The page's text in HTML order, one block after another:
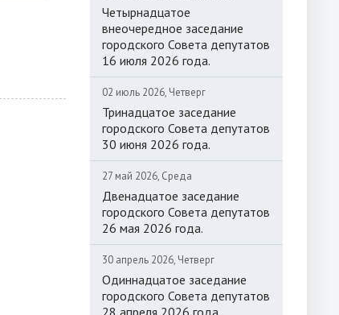
Четырнадцатое
внеочередное заседание
городского Совета депутатов
16 июля 2026 года.
02 июль 2026, Четверг
Тринадцатое заседание
городского Совета депутатов
30 июня 2026 года.
27 май 2026, Среда
Двенадцатое заседание
городского Совета депутатов
26 мая 2026 года.
30 апрель 2026, Четверг
Одиннадцатое заседание
городского Совета депутатов
28 апреля 2026 года.